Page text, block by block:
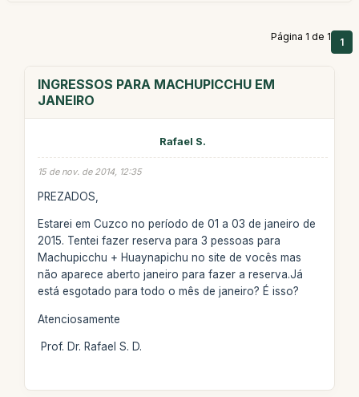
Página 1 de 1 1
INGRESSOS PARA MACHUPICCHU EM
JANEIRO
Rafael S.
15 de nov. de 2014, 12:35
PREZADOS,
Estarei em Cuzco no período de 01 a 03 de janeiro de
2015. Tentei fazer reserva para 3 pessoas para
Machupicchu + Huaynapichu no site de vocês mas
não aparece aberto janeiro para fazer a reserva.Já
está esgotado para todo o mês de janeiro? É isso?
Atenciosamente
Prof. Dr. Rafael S. D.